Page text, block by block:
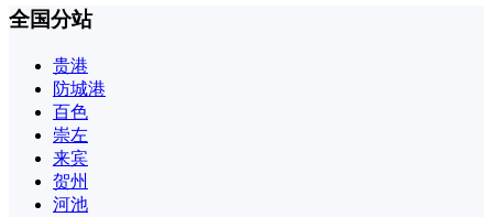
全国分站
贵港
防城港
百色
崇左
来宾
贺州
河池